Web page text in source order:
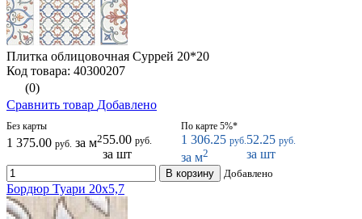
Плитка облицовочная Суррей 20*20
Код товара: 40300207
(0)
Сравнить товар Добавлено
Без карты
1 375.00 руб. за м255.00 руб.
за шт
По карте 5%*
1 306.25 руб.
за м2
52.25 руб.
за шт
В корзину Добавлено
Бордюр Туари 20х5,7